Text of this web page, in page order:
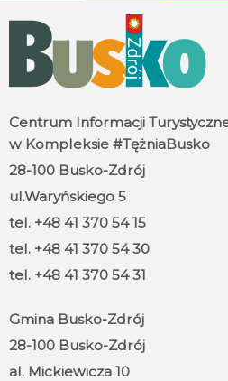
Centrum Informacji
w Kompleksie #TężniaBusko
28-100 Busko-Zdrój
ul.Waryńskiego 5
tel. +48 41 370 54 15
tel. +48 41 370 54 30
tel. +48 41 370 54 31
Gmina Busko-Zdrój
28-100 Busko-Zdrój
al. Mickiewicza 10